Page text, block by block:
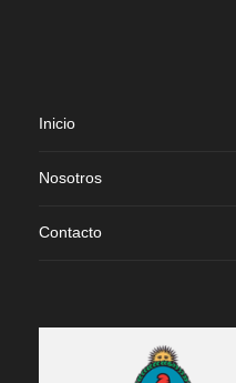
Inicio
Nosotros
Contacto